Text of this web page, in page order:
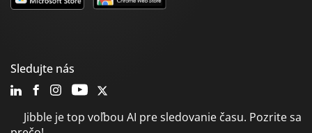
Jibble je top voľbou AI pre sledovanie času. Pozrite sa
Sledujte nás